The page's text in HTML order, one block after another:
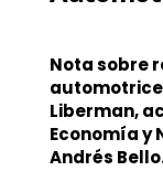
Nota sobre
Liberman,
Economía y
Andrés